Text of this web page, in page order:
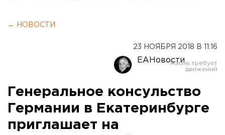
← НОВОСТИ
23 НОЯБРЯ 2018 В 11:16
ЕАНовости
Генеральное консульство
Германии в Екатеринбурге
приглашает на